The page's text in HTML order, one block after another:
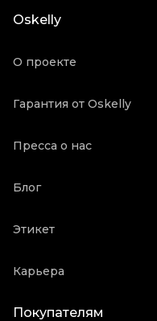
Продавец
Oskelly
О проекте
Гарантия от Oskelly
Пресса о нас
Блог
Этикет
Карьера
Покупателям